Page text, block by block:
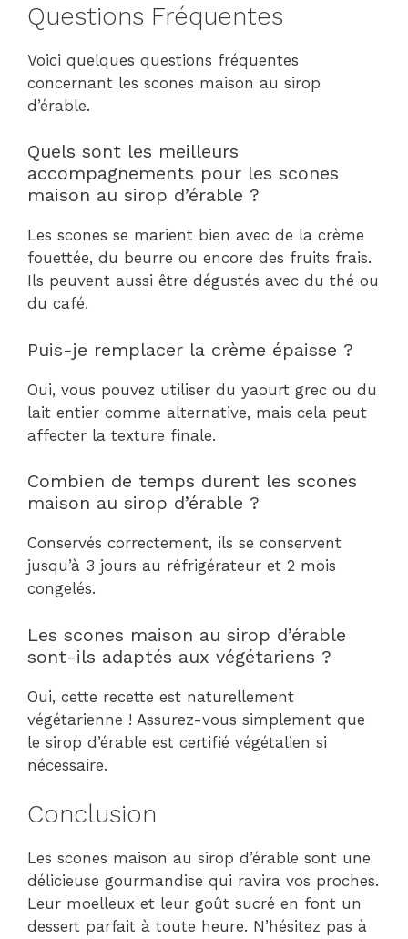
Questions Fréquentes
Voici quelques questions fréquentes
concernant les scones maison au sirop
d’érable.
Quels sont les meilleurs
accompagnements pour les scones
maison au sirop d’érable ?
Les scones se marient bien avec de la crème
fouettée, du beurre ou encore des fruits frais.
Ils peuvent aussi être dégustés avec du thé ou
du café.
Puis-je remplacer la crème épaisse ?
Oui, vous pouvez utiliser du yaourt grec ou du
lait entier comme alternative, mais cela peut
affecter la texture finale.
Combien de temps durent les scones
maison au sirop d’érable ?
Conservés correctement, ils se conservent
jusqu’à 3 jours au réfrigérateur et 2 mois
congelés.
Les scones maison au sirop d’érable
sont-ils adaptés aux végétariens ?
Oui, cette recette est naturellement
végétarienne ! Assurez-vous simplement que
le sirop d’érable est certifié végétalien si
nécessaire.
Conclusion
Les scones maison au sirop d’érable sont une
délicieuse gourmandise qui ravira vos proches.
Leur moelleux et leur goût sucré en font un
dessert parfait à toute heure. N’hésitez pas à